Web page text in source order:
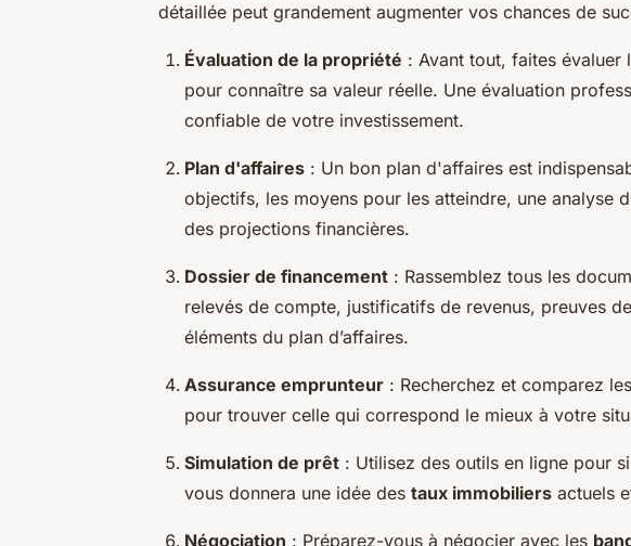
détaillée peut grandement augmenter vos chances de
Évaluation de la propriété : Avant tout, faites évaluer
pour connaître sa valeur réelle. Une évaluation
confiable de votre investissement.
Plan d'affaires : Un bon plan d'affaires est
objectifs, les moyens pour les atteindre, une analyse
des projections financières.
Dossier de financement : Rassemblez tous les
relevés de compte, justificatifs de revenus, preuves
éléments du plan d’affaires.
Assurance emprunteur : Recherchez et comparez
pour trouver celle qui correspond le mieux à votre
Simulation de prêt : Utilisez des outils en ligne pour
vous donnera une idée des taux immobiliers actuels
Négociation : Préparez-vous à négocier avec les